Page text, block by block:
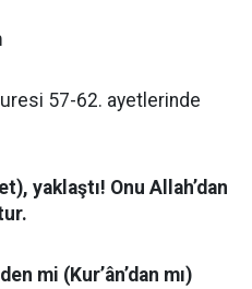
57-62. ayetlerinde
yaklaştı! Onu Allah’dan
mi (Kur’ân’dan mı)